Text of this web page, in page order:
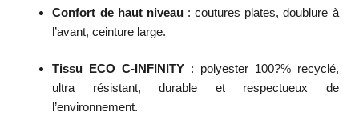
Confort de haut niveau: coutures plates, doublure à
l’avant, ceinture large.
Tissu ECO C-INFINITY : polyester 100?% recyclé,
ultra résistant, durable et respectueux de
l’environnement.